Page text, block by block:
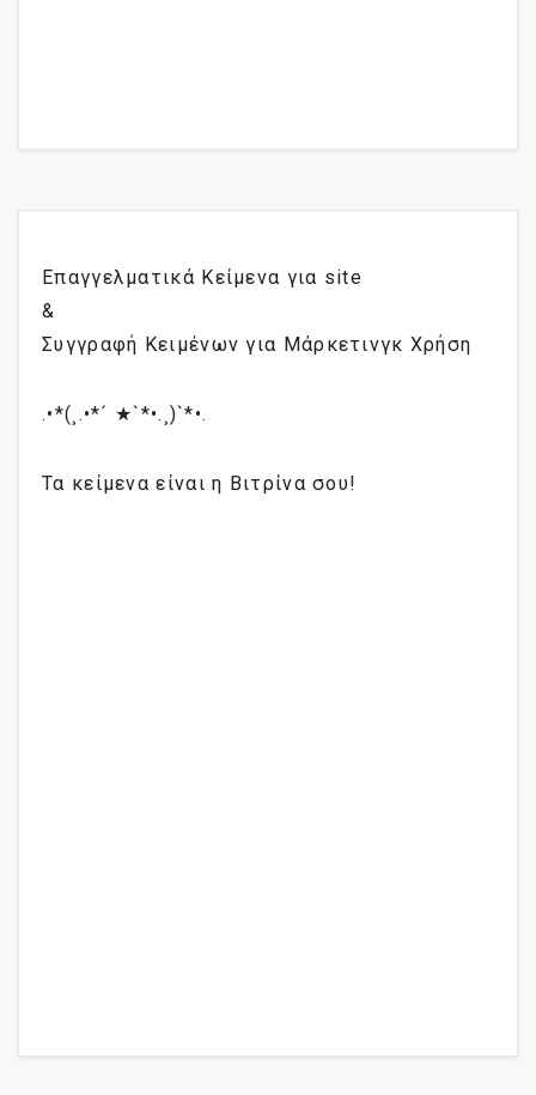
Επαγγελματικά Κείμενα για site
&
Συγγραφή Κειμένων για Μάρκετινγκ Χρήση
.•*(¸.•*´ ★`*•.¸)`*•.
Τα κείμενα είναι η Βιτρίνα σου!